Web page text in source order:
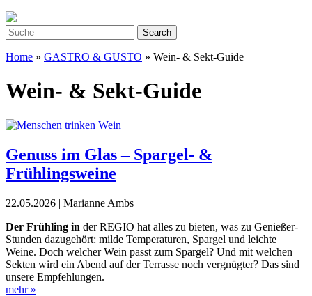
Home » GASTRO & GUSTO » Wein- & Sekt-Guide
Wein- & Sekt-Guide
Genuss im Glas – Spargel- &
Frühlingsweine
22.05.2026 | Marianne Ambs
Der Frühling in der REGIO hat alles zu bieten, was zu Genießer-
Stunden dazugehört: milde Temperaturen, Spargel und leichte
Weine. Doch welcher Wein passt zum Spargel? Und mit welchen
Sekten wird ein Abend auf der Terrasse noch vergnügter? Das sind
unsere Empfehlungen.
mehr »